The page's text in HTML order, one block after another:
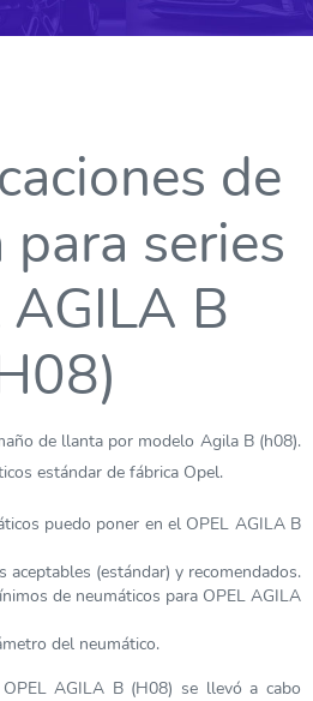
de
series
AGILA B
de llanta por modelo Agila B (h08).
estándar de fábrica Opel.
puedo poner en el OPEL AGILA B
aceptables (estándar) y recomendados.
de neumáticos para OPEL AGILA
del neumático.
AGILA B (H08) se llevó a cabo